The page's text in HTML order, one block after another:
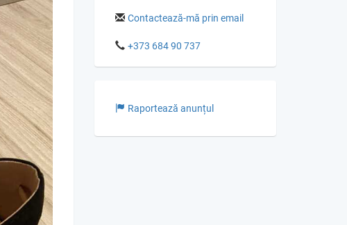
Contactează-mă prin email
+373 684 90 737
Raportează anunțul